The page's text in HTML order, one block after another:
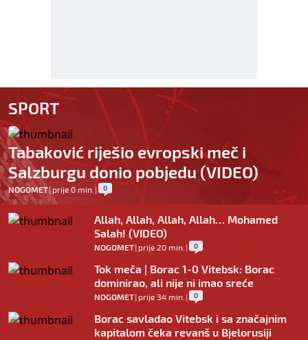
SPORT
Tabaković riješio evropski meč i
Salzburgu donio pobjedu (VIDEO)
NOGOMET| prije 0 min. | 0
Allah, Allah, Allah, Allah… Mohamed
Salah! (VIDEO)
NOGOMET| prije 20 min. | 0
Tok meča | Borac 1-0 Vitebsk: Borac
dominirao, ali nije ni imao sreće
NOGOMET| prije 34 min. | 0
Borac savladao Vitebsk i sa značajnim
kapitalom čeka revanš u Bjelorusiji